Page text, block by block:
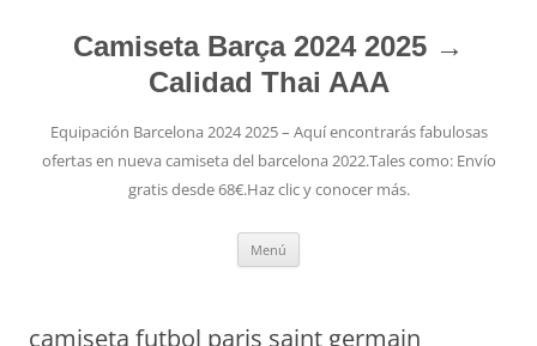
Camiseta Barça 2024 2025 →
Calidad Thai AAA
Equipación Barcelona 2024 2025 – Aquí encontrarás fabulosas
ofertas en nueva camiseta del barcelona 2022.Tales como: Envío
gratis desde 68€.Haz clic y conocer más.
Menú
camiseta futbol paris saint germain